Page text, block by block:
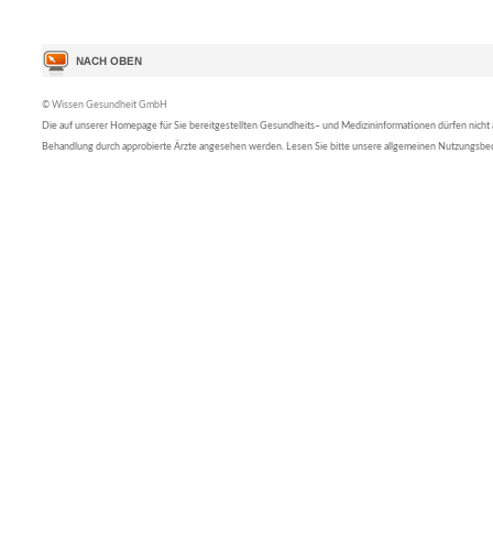
© Wissen Gesundheit GmbH
Die auf unserer Homepage für Sie bereitgestellten Gesundheits– und Medizininformationen dürfen nicht
Behandlung durch approbierte Ärzte angesehen werden. Lesen Sie bitte unsere allgemeinen